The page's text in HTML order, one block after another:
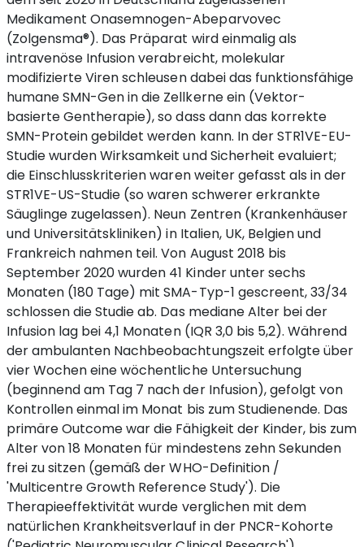
Medikament Onasemnogen-Abeparvovec
(Zolgensma®). Das Präparat wird einmalig als
intravenöse Infusion verabreicht, molekular
modifizierte Viren schleusen dabei das funktionsfähige
humane SMN-Gen in die Zellkerne ein (Vektor-
basierte Gentherapie), so dass dann das korrekte
SMN-Protein gebildet werden kann. In der STR1VE-EU-
Studie wurden Wirksamkeit und Sicherheit evaluiert;
die Einschlusskriterien waren weiter gefasst als in der
STR1VE-US-Studie (so waren schwerer erkrankte
Säuglinge zugelassen). Neun Zentren (Krankenhäuser
und Universitätskliniken) in Italien, UK, Belgien und
Frankreich nahmen teil. Von August 2018 bis
September 2020 wurden 41 Kinder unter sechs
Monaten (180 Tage) mit SMA-Typ-1 gescreent, 33/34
schlossen die Studie ab. Das mediane Alter bei der
Infusion lag bei 4,1 Monaten (IQR 3,0 bis 5,2). Während
der ambulanten Nachbeobachtungszeit erfolgte über
vier Wochen eine wöchentliche Untersuchung
(beginnend am Tag 7 nach der Infusion), gefolgt von
Kontrollen einmal im Monat bis zum Studienende. Das
primäre Outcome war die Fähigkeit der Kinder, bis zum
Alter von 18 Monaten für mindestens zehn Sekunden
frei zu sitzen (gemäß der WHO-Definition /
'Multicentre Growth Reference Study'). Die
Therapieeffektivität wurde verglichen mit dem
natürlichen Krankheitsverlauf in der PNCR-Kohorte